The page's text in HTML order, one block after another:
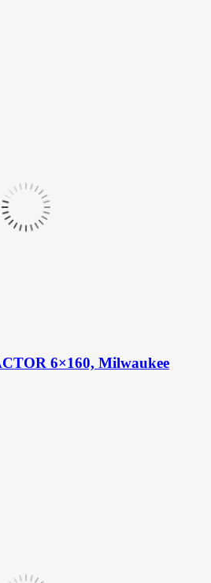
6×160, Milwaukee